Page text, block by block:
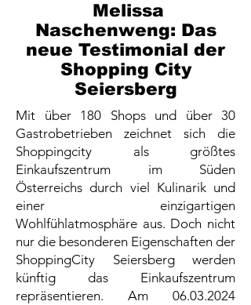
Melissa
Naschenweng: Das
neue Testimonial der
Shopping City
Seiersberg
Mit über 180 Shops und über 30
Gastrobetrieben zeichnet sich die
Shoppingcity als größtes
Einkaufszentrum im Süden
Österreichs durch viel Kulinarik und
einer einzigartigen
Wohlfühlatmosphäre aus. Doch nicht
nur die besonderen Eigenschaften der
ShoppingCity Seiersberg werden
künftig das Einkaufszentrum
repräsentieren. Am 06.03.2024